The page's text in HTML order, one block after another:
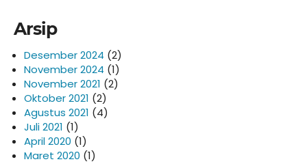
Arsip
Desember 2024 (2)
November 2024 (1)
November 2021 (2)
Oktober 2021 (2)
Agustus 2021 (4)
Juli 2021 (1)
April 2020 (1)
Maret 2020 (1)